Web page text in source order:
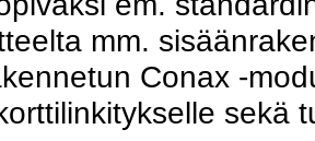
mm.
Conax -
sekä